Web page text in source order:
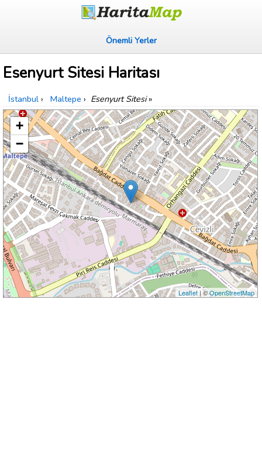
Önemli Yerler
Esenyurt Sitesi Haritası
İstanbul › Maltepe › Esenyurt Sitesi»
+
−
Leaflet| ©OpenStreetMap